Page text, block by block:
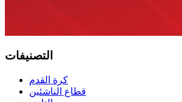
التصنيفات
كرة القدم
قطاع الناشئين